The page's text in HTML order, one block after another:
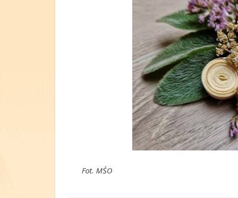
Fot. MŚO